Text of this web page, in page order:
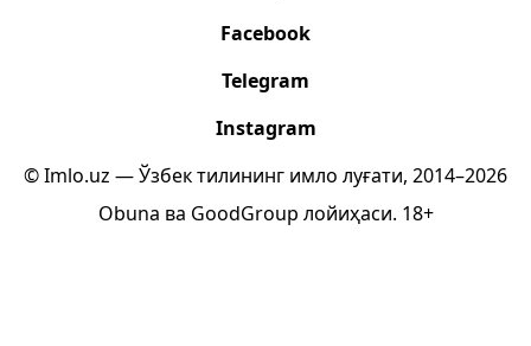
Facebook
Telegram
Instagram
© Imlo.uz — Ўзбек тилининг имло луғати, 2014–2026
Obuna ва GoodGroup лойиҳаси. 18+